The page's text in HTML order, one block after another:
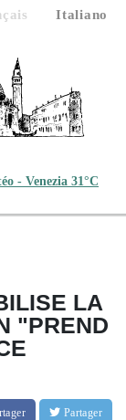
Italiano
- Venezia 31°C
LA
"PREND
Partager